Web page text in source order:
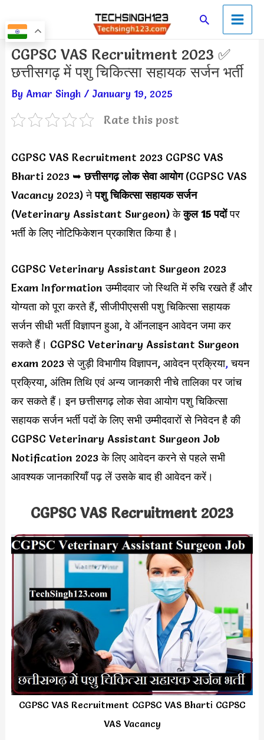
to
content
SearchMain
Menu
CGPSC VAS Recruitment 2023 ✅
छत्तीसगढ़ में पशु चिकित्सा सहायक सर्जन भर्ती
By Amar Singh / January 19, 2025
Rate this post
CGPSC VAS Recruitment 2023 CGPSC VAS
Bharti 2023 ➥छत्तीसगढ़ लोक सेवा आयोग(CGPSC VAS
Vacancy 2023) नेपशु चिकित्सा सहायक सर्जन
(Veterinary Assistant Surgeon) केकुल 15 पदोंपर
भर्ती के लिए नोटिफिकेशन प्रकाशित किया है।
CGPSC Veterinary Assistant Surgeon 2023
Exam Information उम्मीदवार जो स्थिति में रुचि रखते हैं और
योग्यता को पूरा करते हैं, सीजीपीएससी पशु चिकित्सा सहायक
सर्जन सीधी भर्ती विज्ञापन हुआ, वे ऑनलाइन आवेदन जमा कर
सकते हैं। CGPSC Veterinary Assistant Surgeon
exam 2023 से जुड़ी विभागीय विज्ञापन, आवेदन प्रक्रिया,चयन
प्रक्रिया, अंतिम तिथि एवं अन्य जानकारी नीचे तालिका पर जांच
कर सकते हैं। इन छत्तीसगढ़ लोक सेवा आयोग पशु चिकित्सा
सहायक सर्जन भर्ती पदों के लिए सभी उम्मीदवारों से निवेदन है की
CGPSC Veterinary Assistant Surgeon Job
Notification 2023 के लिए आवेदन करने से पहले सभी
आवश्यक जानकारियाँ पढ़ लें उसके बाद ही आवेदन करें।
CGPSC VAS Recruitment 2023
CGPSC VAS Recruitment CGPSC VAS Bharti CGPSC
VAS Vacancy
Post
navigation